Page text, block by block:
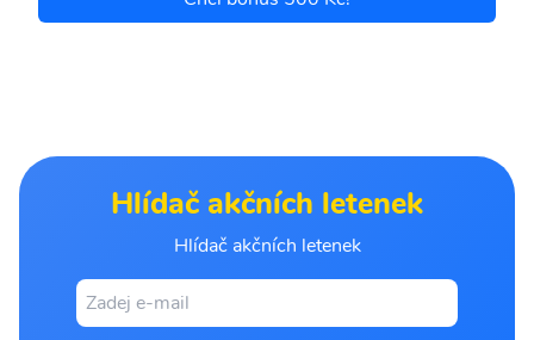
Hlídač akčních letenek
Hlídač akčních letenek